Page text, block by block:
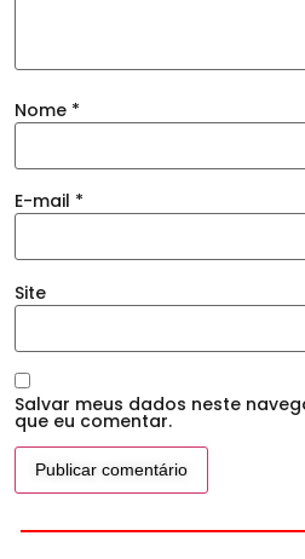
Nome *
E-mail *
Site
Salvar meus dados neste
que eu comentar.